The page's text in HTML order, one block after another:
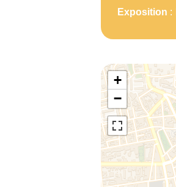
Exposition
+
−